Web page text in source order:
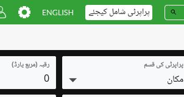
پراپرٹی شامل کیجئے
پراپرٹی کی قسم
مکان
رقبہ (مربع یارڈ)
0